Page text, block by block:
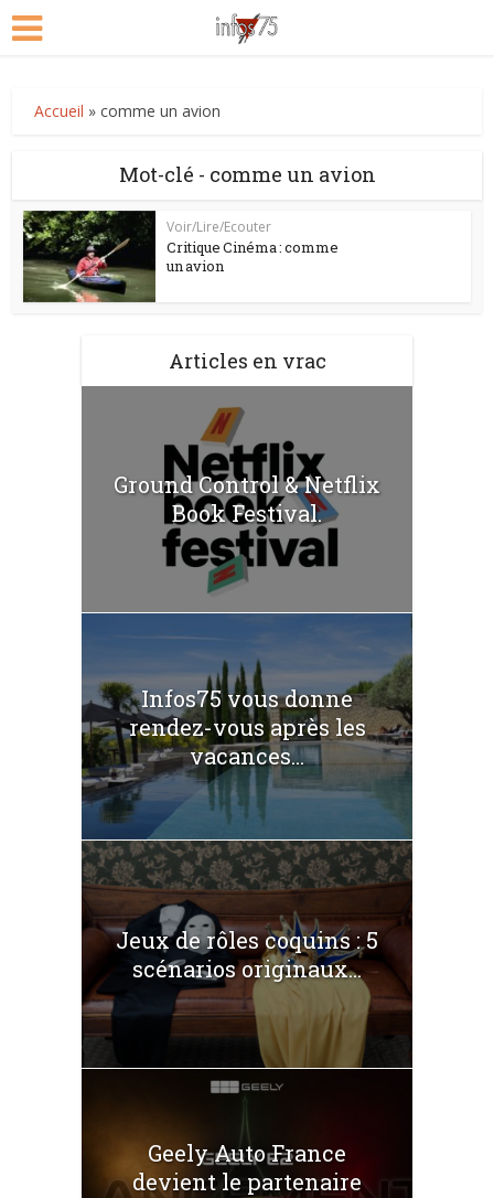
Accueil »comme un avion
Mot-clé - comme un avion
Voir/Lire/Ecouter
Critique Cinéma : comme
un avion
Articles en vrac
Ground Control & Netflix
Book Festival.
Infos75 vous donne
rendez-vous après les
vacances...
Jeux de rôles coquins : 5
scénarios originaux...
Geely Auto France
devient le partenaire